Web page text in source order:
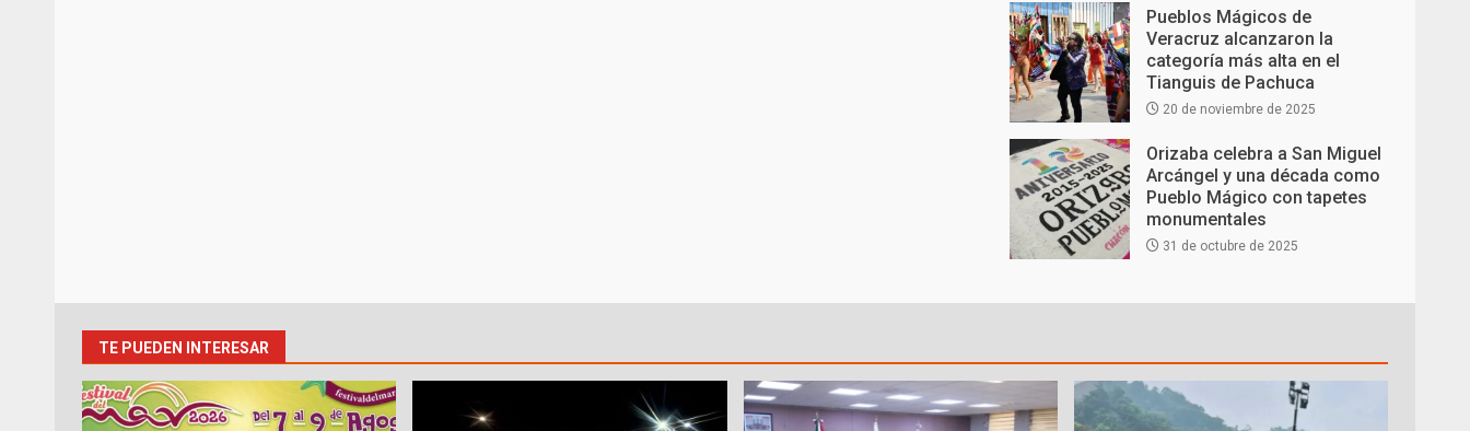
Pueblos Mágicos de
Veracruz alcanzaron la
categoría más alta en el
Tianguis de Pachuca
20 de noviembre de 2025
Orizaba celebra a San Miguel
Arcángel y una década como
Pueblo Mágico con tapetes
monumentales
31 de octubre de 2025
TE PUEDEN INTERESAR